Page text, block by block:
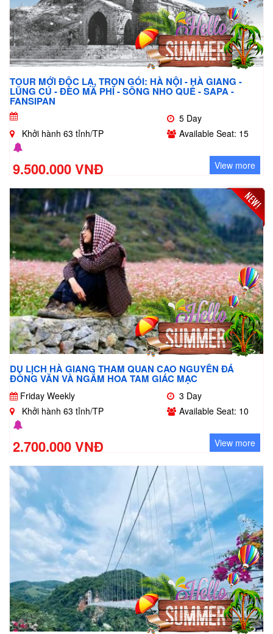
TOUR MỚI ĐỘC LẠ, TRỌN GÓI: HÀ NỘI - HÀ GIANG -
LŨNG CÚ - ĐÈO MÃ PHÌ - SÔNG NHO QUẾ - SAPA -
FANSIPAN
5 Day
Khởi hành 63 tỉnh/TP
Available Seat: 15
9.500.000 VNĐ View more
DU LỊCH HÀ GIANG THAM QUAN CAO NGUYÊN ĐÁ
ĐỒNG VĂN VÀ NGẮM HOA TAM GIÁC MẠC
Friday Weekly
3 Day
Khởi hành 63 tỉnh/TP
Available Seat: 10
2.700.000 VNĐ View more